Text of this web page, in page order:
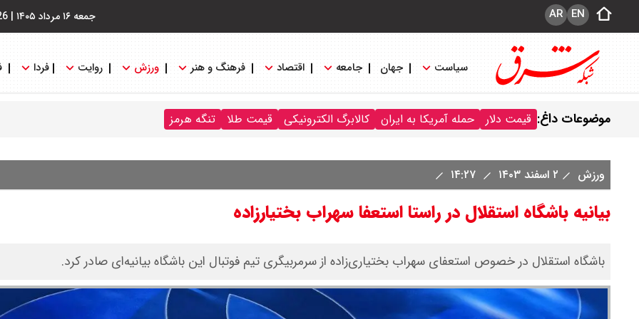
جمعه ۱۶ مرداد ۱۴۰۵ | EN
AR
سیاست جهان جامعه اقتصاد فرهنگ و هنر ورزش روایت فردا
موضوعات داغ: قیمت دلار حمله آمریکا به ایران کالابرگ الکترونیکی قیمت طلا تنگه هرمز
ورزش ۲ اسفند ۱۴۰۳
بیانیه باشگاه استقلال در راستا استعفا سهراب بختیارزاده
باشگاه استقلال در خصوص استعفای سهراب بختیاری‌زاده از سرمربیگری تیم فوتبال این باشگاه بیانیه‌ای صادر کرد.